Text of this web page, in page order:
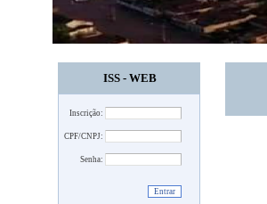
ISS - WEB
Inscrição:
CPF/CNPJ:
Senha: